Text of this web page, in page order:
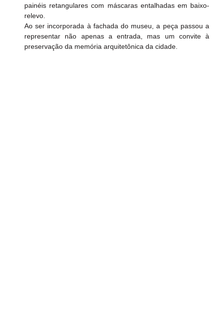
painéis retangulares com máscaras entalhadas em baixo-
relevo.
Ao ser incorporada à fachada do museu, a peça passou a
representar não apenas a entrada, mas um convite à
preservação da memória arquitetônica da cidade.